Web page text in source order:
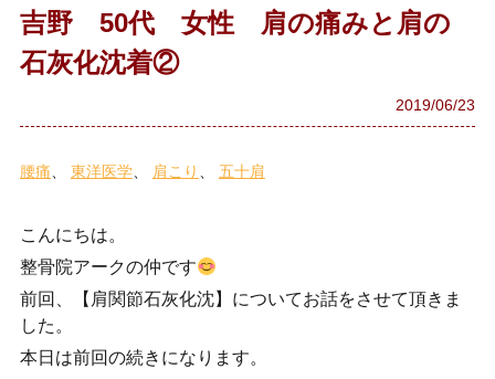
吉野 50代 女性 肩の痛みと肩の
石灰化沈着②
2019/06/23
腰痛 東洋医学 肩こり 五十肩
こんにちは。
整骨院アークの仲です
前回、【肩関節石灰化沈】についてお話をさせて頂きま
した。
本日は前回の続きになります。